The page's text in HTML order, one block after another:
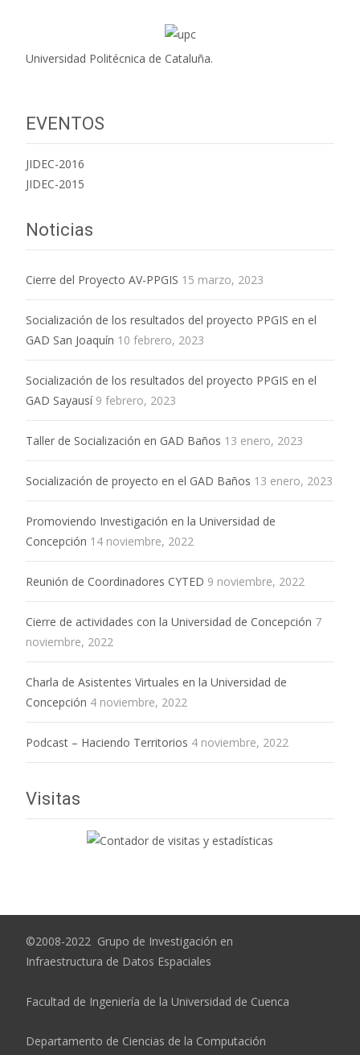
Universidad Politécnica de Cataluña.
EVENTOS
JIDEC-2016
JIDEC-2015
Noticias
Cierre del Proyecto AV-PPGIS 15 marzo, 2023
Socialización de los resultados del proyecto PPGIS en el
GAD San Joaquín 10 febrero, 2023
Socialización de los resultados del proyecto PPGIS en el
GAD Sayausí 9 febrero, 2023
Taller de Socialización en GAD Baños 13 enero, 2023
Socialización de proyecto en el GAD Baños 13 enero, 2023
Promoviendo Investigación en la Universidad de
Concepción 14 noviembre, 2022
Reunión de Coordinadores CYTED 9 noviembre, 2022
Cierre de actividades con la Universidad de Concepción 7
noviembre, 2022
Charla de Asistentes Virtuales en la Universidad de
Concepción 4 noviembre, 2022
Podcast – Haciendo Territorios 4 noviembre, 2022
Visitas
©2008-2022 Grupo de Investigación en
Infraestructura de Datos Espaciales
Facultad de Ingeniería de la Universidad de Cuenca
Departamento de Ciencias de la Computación